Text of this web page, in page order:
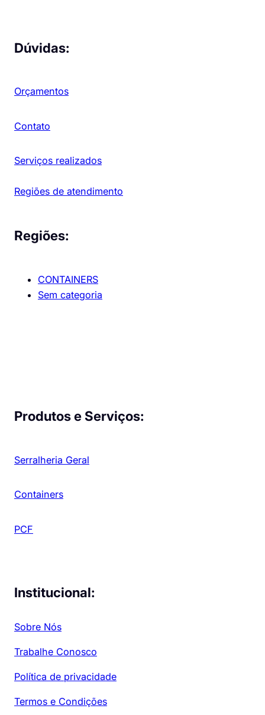
Dúvidas:
Orçamentos
Contato
Serviços realizados
Regiões de atendimento
Regiões:
CONTAINERS
Sem categoria
Produtos e Serviços:
Serralheria Geral
Containers
PCF
Institucional:
Sobre Nós
Trabalhe Conosco
Política de privacidade
Termos e Condições